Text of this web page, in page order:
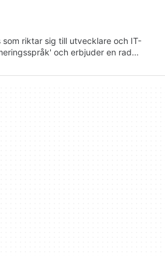
riktar sig till utvecklare och IT-
och erbjuder en rad…